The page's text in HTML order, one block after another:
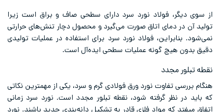
از سوی دیگر، فولاد نورد سرد دارای سطحی صاف و براق است زیرا
تولید آن در دمای اتاق صورت می‌گیرد و محصول دچار تنش‌های حرارتی
نمی‌شود. بنابراین، فولاد نورد سرد برای استفاده در عملیات تولیدی
دقیق بدون هیچ گونه عملیات سطحی ایده‌آل است.
نقطه تبلور مجدد
هنگام بررسی تفاوت نورد ورق فولادی گرم و سرد، یکی از مهمترین نکاتی
که باید در نظر گرفته شود، نقطه تبلور مجدد است. نورد سرد زمانی